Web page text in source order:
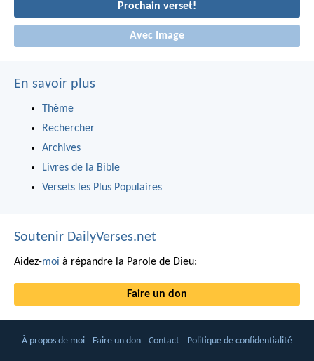
Prochain verset!
Avec Image
En savoir plus
Thème
Rechercher
Archives
Livres de la Bible
Versets les Plus Populaires
Soutenir DailyVerses.net
Aidez-moi à répandre la Parole de Dieu:
Faire un don
À propos de moi Faire un don Contact Politique de confidentialité